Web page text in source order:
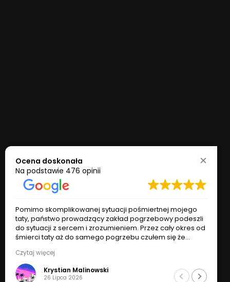
Ocena doskonała
Na podstawie 476 opinii
Pomimo skomplikowanej sytuacji pośmiertnej mojego
taty, państwo prowadzący zakład pogrzebowy podeszli
do sytuacji z sercem i zrozumieniem. Przez cały okres od
śmierci taty aż do samego pogrzebu czułem się że
profesjonalizm, zrozumienie i indywidualne podejście do
sytuacji.
Jak najbardziej polecam !
Czytaj więcej
Krystian Malinowski
26 Lipca 2026